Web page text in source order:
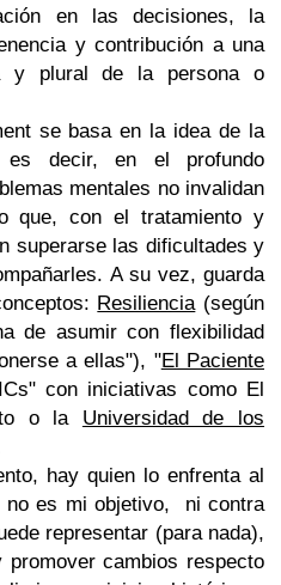
en las decisiones, la
y contribución a una
y plural de la persona o
se basa en la idea de la
es decir, en el profundo
mentales no invalidan
que, con el tratamiento y
superarse las dificultades y
A su vez, guarda
Resiliencia(según
de asumir con flexibilidad
a ellas"), "El Paciente
" con iniciativas como El
o la Universidad de los
hay quien lo enfrenta al
no es mi objetivo, ni contra
representar (para nada),
cambios respecto